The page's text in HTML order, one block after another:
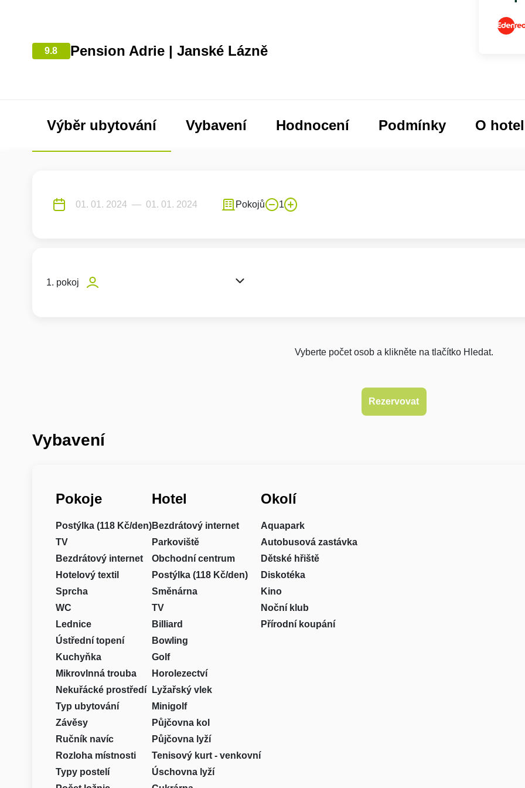
9.8 Pension Adrie | Janské Lázně
Výběr ubytování Vybavení Hodnocení Podmínky O
Pokojů 1
1. pokoj
Vyberte počet osob a klikněte na tlačítko Hledat.
Vybavení
Pokoje
Postýlka (118 Kč/den)
TV
Bezdrátový internet
Hotelový textil
Sprcha
WC
Lednice
Ústřední topení
Kuchyňka
Mikrovlnná trouba
Nekuřácké prostředí
Typ ubytování
Závěsy
Ručník navíc
Rozloha místnosti
Typy postelí
Hotel
Bezdrátový internet
Parkoviště
Obchodní centrum
Postýlka (118 Kč/den)
Směnárna
TV
Billiard
Bowling
Golf
Horolezectví
Lyžařský vlek
Minigolf
Půjčovna kol
Půjčovna lyží
Tenisový kurt - venkovní
Úschovna lyží
Okolí
Aquapark
Autobusová zastávka
Dětské hřiště
Diskotéka
Kino
Noční klub
Přírodní koupání